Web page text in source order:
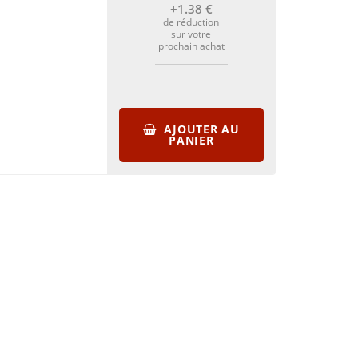
+1 .38 €
de réduction
sur votre
prochain achat
AJOUTER AU
PANIER